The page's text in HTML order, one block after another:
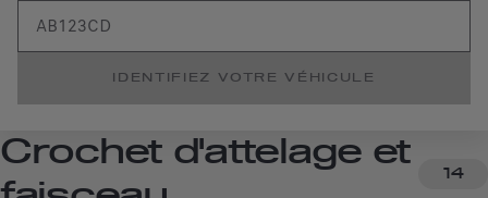
IDENTIFIEZ VOTRE VÉHICULE
Crochet d'attelage et
14